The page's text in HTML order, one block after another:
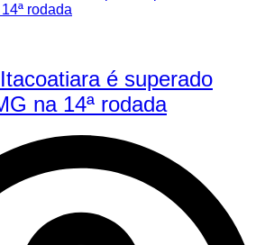
é superado
na 14ª rodada